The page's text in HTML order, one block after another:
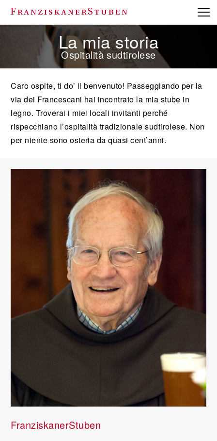
La mia storia
Ospitalità sudtirolese
Caro ospite, ti do’ il benvenuto! Passeggiando per la
via dei Francescani hai incontrato la mia stube in
legno. Troverai i miei locali invitanti perché
rispecchiano l’ospitalità tradizionale sudtirolese. Non
per niente sono osteria da quasi cent’anni.
FranziskanerStuben
FranziskanerStuben